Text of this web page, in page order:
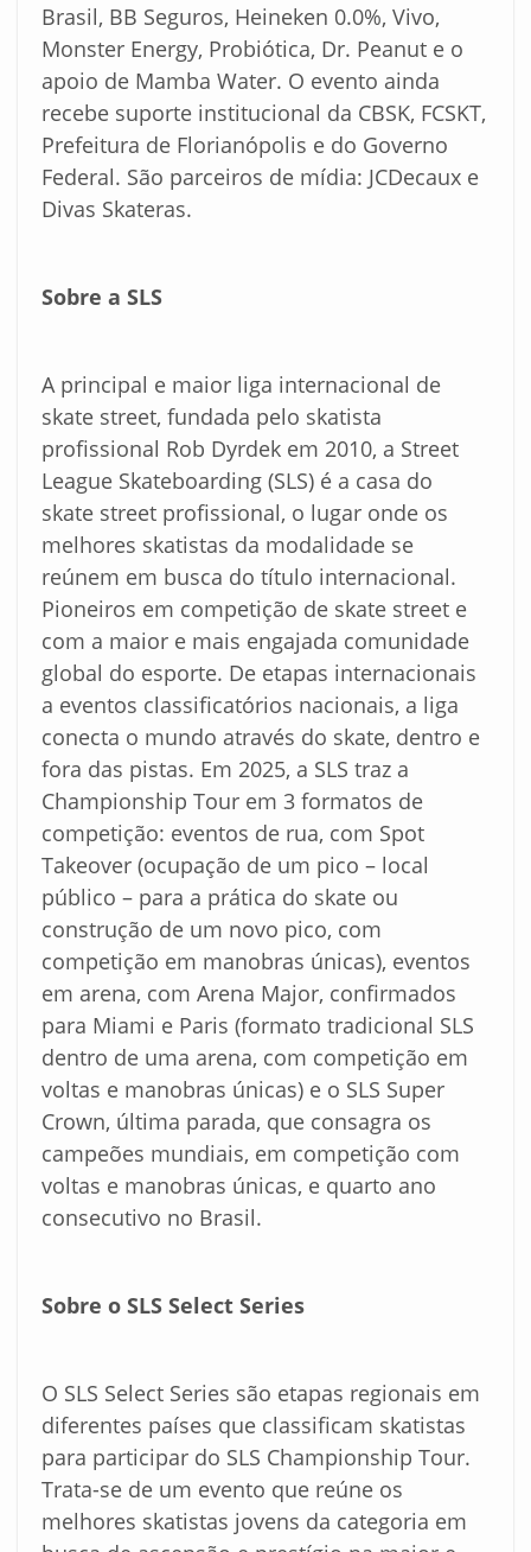
Brasil, BB Seguros, Heineken 0.0%, Vivo,
Monster Energy, Probiótica, Dr. Peanut e o
apoio de Mamba Water. O evento ainda
recebe suporte institucional da CBSK, FCSKT,
Prefeitura de Florianópolis e do Governo
Federal. São parceiros de mídia: JCDecaux e
Divas Skateras.
Sobre a SLS
A principal e maior liga internacional de
skate street, fundada pelo skatista
profissional Rob Dyrdek em 2010, a Street
League Skateboarding (SLS) é a casa do
skate street profissional, o lugar onde os
melhores skatistas da modalidade se
reúnem em busca do título internacional.
Pioneiros em competição de skate street e
com a maior e mais engajada comunidade
global do esporte. De etapas internacionais
a eventos classificatórios nacionais, a liga
conecta o mundo através do skate, dentro e
fora das pistas. Em 2025, a SLS traz a
Championship Tour em 3 formatos de
competição: eventos de rua, com Spot
Takeover (ocupação de um pico – local
público – para a prática do skate ou
construção de um novo pico, com
competição em manobras únicas), eventos
em arena, com Arena Major, confirmados
para Miami e Paris (formato tradicional SLS
dentro de uma arena, com competição em
voltas e manobras únicas) e o SLS Super
Crown, última parada, que consagra os
campeões mundiais, em competição com
voltas e manobras únicas, e quarto ano
consecutivo no Brasil.
Sobre o SLS Select Series
O SLS Select Series são etapas regionais em
diferentes países que classificam skatistas
para participar do SLS Championship Tour.
Trata-se de um evento que reúne os
melhores skatistas jovens da categoria em